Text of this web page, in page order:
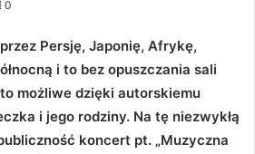
0
Persję, Japonię, Afrykę,
i to bez opuszczania sali
możliwe dzięki autorskiemu
i jego rodziny. Na tę niezwykłą
koncert pt. „Muzyczna